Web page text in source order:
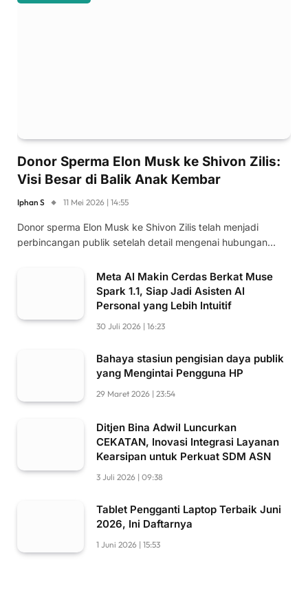
Donor Sperma Elon Musk ke Shivon Zilis:
Visi Besar di Balik Anak Kembar
Iphan S 11 Mei 2026 | 14:55
Donor sperma Elon Musk ke Shivon Zilis telah menjadi
perbincangan publik setelah detail mengenai hubungan…
Meta AI Makin Cerdas Berkat Muse
Spark 1.1, Siap Jadi Asisten AI
Personal yang Lebih Intuitif
30 Juli 2026 | 16:23
Bahaya stasiun pengisian daya publik
yang Mengintai Pengguna HP
29 Maret 2026 | 23:54
Ditjen Bina Adwil Luncurkan
CEKATAN, Inovasi Integrasi Layanan
Kearsipan untuk Perkuat SDM ASN
3 Juli 2026 | 09:38
Tablet Pengganti Laptop Terbaik Juni
2026, Ini Daftarnya
1 Juni 2026 | 15:53